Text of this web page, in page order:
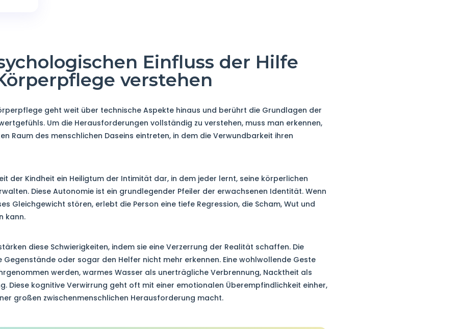
Einfluss der Hilfe
verstehen
geht weit über technische Aspekte hinaus und berührt die Grundlagen der
Um die Herausforderungen vollständig zu verstehen, muss man erkennen,
Raum des menschlichen Daseins eintreten, in dem die Verwundbarkeit ihren
der Kindheit ein Heiligtum der Intimität dar, in dem jeder lernt, seine körperlichen
Diese Autonomie ist ein grundlegender Pfeiler der erwachsenen Identität. Wenn
Gleichgewicht stören, erlebt die Person eine tiefe Regression, die Scham, Wut und
kann.
diese Schwierigkeiten, indem sie eine Verzerrung der Realität schaffen. Die
Gegenstände oder sogar den Helfer nicht mehr erkennen. Eine wohlwollende Geste
werden, warmes Wasser als unerträgliche Verbrennung, Nacktheit als
Diese kognitive Verwirrung geht oft mit einer emotionalen Überempfindlichkeit einher,
großen zwischenmenschlichen Herausforderung macht.